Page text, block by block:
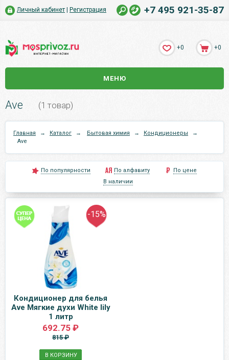
Личный кабинет Регистрация +7 495 921-35-87
+0 +0
МЕНЮ
Ave (1 товар)
Главная → Каталог → Бытовая химия → Кондиционеры
→
Ave
По популярности По алфавиту
По цене
В наличии
-15%
Кондиционер для белья
Ave Мягкие духи White lily
1 литр
692.75 ₽
815 ₽
В КОРЗИНУ